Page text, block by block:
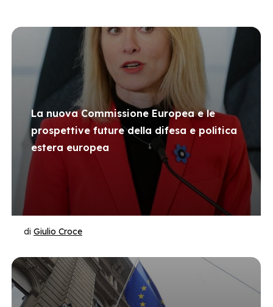
La nuova Commissione Europea e le
prospettive future della difesa e politica
estera europea
di Giulio Croce